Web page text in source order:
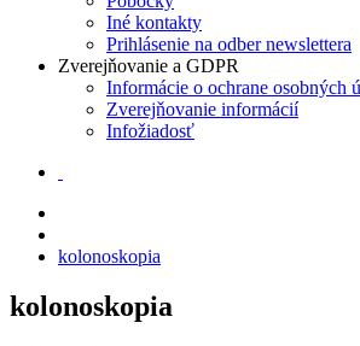
Iné kontakty
Prihlásenie na odber newslettera
Zverejňovanie a GDPR
Informácie o ochrane osobných
Zverejňovanie informácií
Infožiadosť
kolonoskopia
kolonoskopia